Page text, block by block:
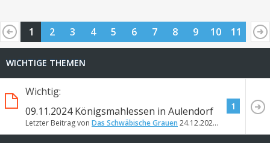
1 2 3 4 5 6 7 8 9 10 11
WICHTIGE THEMEN
Wichtig:
09.11.2024 Königsmahlessen in Aulendorf
Letzter Beitrag von Das Schwäbische Grauen 24.12.2023
1